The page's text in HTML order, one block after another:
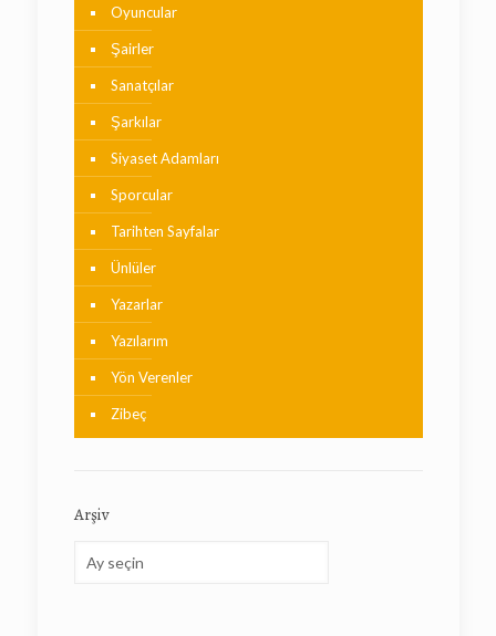
Oyuncular
Şairler
Sanatçılar
Şarkılar
Siyaset Adamları
Sporcular
Tarihten Sayfalar
Ünlüler
Yazarlar
Yazılarım
Yön Verenler
Zibeç
Arşiv